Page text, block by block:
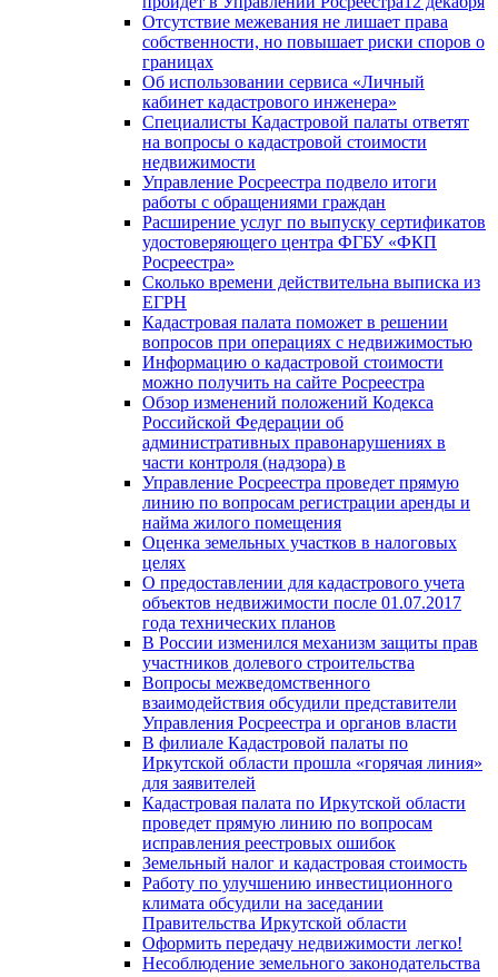
Отсутствие межевания не лишает права
собственности, но повышает риски споров о
границах
Об использовании сервиса «Личный
кабинет кадастрового инженера»
Специалисты Кадастровой палаты ответят
на вопросы о кадастровой стоимости
недвижимости
Управление Росреестра подвело итоги
работы с обращениями граждан
Расширение услуг по выпуску сертификатов
удостоверяющего центра ФГБУ «ФКП
Росреестра»
Сколько времени действительна выписка из
ЕГРН
Кадастровая палата поможет в решении
вопросов при операциях с недвижимостью
Информацию о кадастровой стоимости
можно получить на сайте Росреестра
Обзор изменений положений Кодекса
Российской Федерации об
административных правонарушениях в
части контроля (надзора) в
Управление Росреестра проведет прямую
линию по вопросам регистрации аренды и
найма жилого помещения
Оценка земельных участков в налоговых
целях
О предоставлении для кадастрового учета
объектов недвижимости после 01.07.2017
года технических планов
В России изменился механизм защиты прав
участников долевого строительства
Вопросы межведомственного
взаимодействия обсудили представители
Управления Росреестра и органов власти
В филиале Кадастровой палаты по
Иркутской области прошла «горячая линия»
для заявителей
Кадастровая палата по Иркутской области
проведет прямую линию по вопросам
исправления реестровых ошибок
Земельный налог и кадастровая стоимость
Работу по улучшению инвестиционного
климата обсудили на заседании
Правительства Иркутской области
Оформить передачу недвижимости легко!
Несоблюдение земельного законодательства